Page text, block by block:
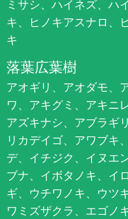
ミサシ、ハイネズ、ハ
キ、ヒノキアスナロ、
キ
落葉広葉樹
アオギリ、アオダモ、
ワ、アキグミ、アキニ
アズキナシ、アブラギ
リカデイゴ、アワブキ
デ、イチジク、イヌエ
ブナ、イボタノキ、イ
ギ、ウチワノキ、ウツ
ワミズザクラ、エゴノ